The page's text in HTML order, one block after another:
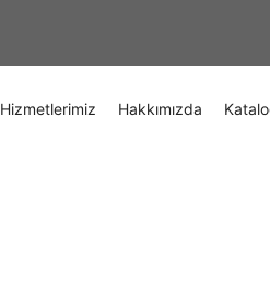
Hizmetlerimiz Hakkımızda